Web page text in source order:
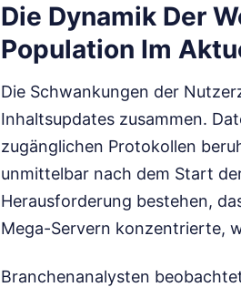
Die Dynamik Der
Population Im
Die Schwankungen der
Inhaltsupdates zusammen.
zugänglichen Protokollen
unmittelbar nach dem Start
Herausforderung bestehen,
Mega-Servern konzentrierte,
Branchenanalysten